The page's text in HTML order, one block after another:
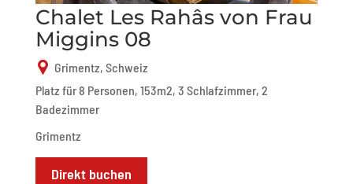
Chalet Les Rahâs von Frau
Miggins 08
Grimentz, Schweiz
Platz für 8 Personen, 153m2, 3 Schlafzimmer, 2
Badezimmer
Grimentz
Direkt buchen